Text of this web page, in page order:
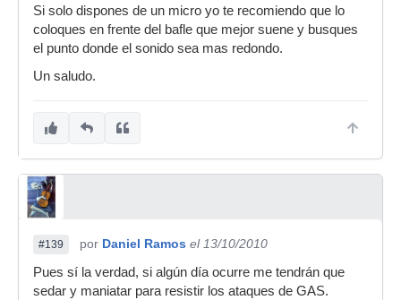
Si solo dispones de un micro yo te recomiendo que lo
coloques en frente del bafle que mejor suene y busques
el punto donde el sonido sea mas redondo.
Un saludo.
#139 por Daniel Ramos el 13/10/2010
Pues sí la verdad, si algún día ocurre me tendrán que
sedar y maniatar para resistir los ataques de GAS.